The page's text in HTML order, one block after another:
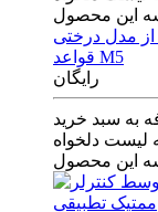
این محصول
از مدل درختی
قواعد M5
رایگان
به سبد خرید
لیست دلخواه
این محصول